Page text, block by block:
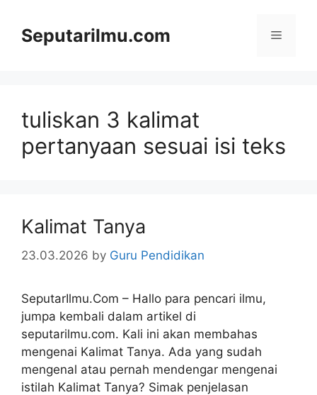
contentSeputarilmu.com Menu
tuliskan 3 kalimat
pertanyaan sesuai isi teks
Kalimat Tanya
23.03.2026 by Guru Pendidikan
SeputarIlmu.Com – Hallo para pencari ilmu,
jumpa kembali dalam artikel di
seputarilmu.com. Kali ini akan membahas
mengenai Kalimat Tanya. Ada yang sudah
mengenal atau pernah mendengar mengenai
istilah Kalimat Tanya? Simak penjelasan